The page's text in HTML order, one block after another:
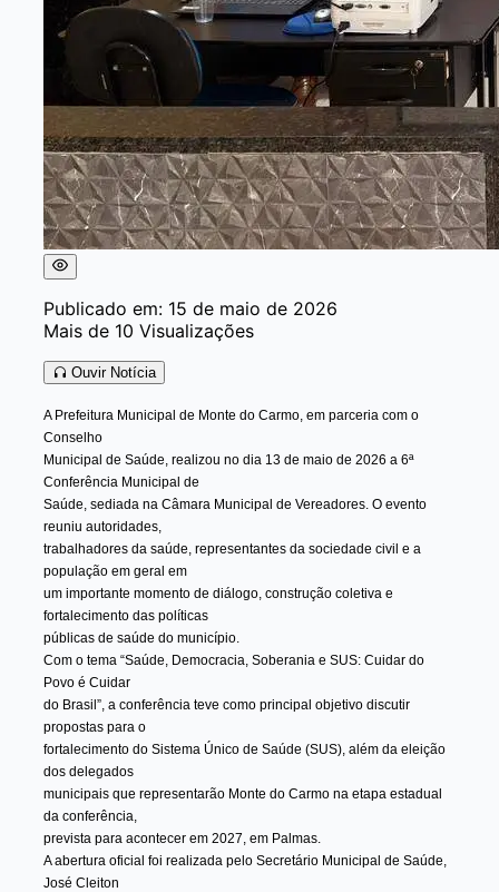
Publicado em: 15 de maio de 2026
Mais de 10 Visualizações
Ouvir Notícia
A Prefeitura Municipal de Monte do Carmo, em parceria com o
Conselho
Municipal de Saúde, realizou no dia 13 de maio de 2026 a 6ª
Conferência Municipal de
Saúde, sediada na Câmara Municipal de Vereadores. O evento
reuniu autoridades,
trabalhadores da saúde, representantes da sociedade civil e a
população em geral em
um importante momento de diálogo, construção coletiva e
fortalecimento das políticas
públicas de saúde do município.
Com o tema “Saúde, Democracia, Soberania e SUS: Cuidar do
Povo é Cuidar
do Brasil”, a conferência teve como principal objetivo discutir
propostas para o
fortalecimento do Sistema Único de Saúde (SUS), além da eleição
dos delegados
municipais que representarão Monte do Carmo na etapa estadual
da conferência,
prevista para acontecer em 2027, em Palmas.
A abertura oficial foi realizada pelo Secretário Municipal de Saúde,
José Cleiton